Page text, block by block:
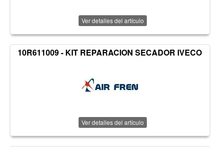
Ver detalles del artículo
10R611009 - KIT REPARACION SECADOR IVECO
Ver detalles del artículo